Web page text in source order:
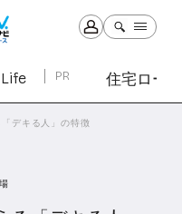
Life PR 住宅ロー
デキる人」の特徴